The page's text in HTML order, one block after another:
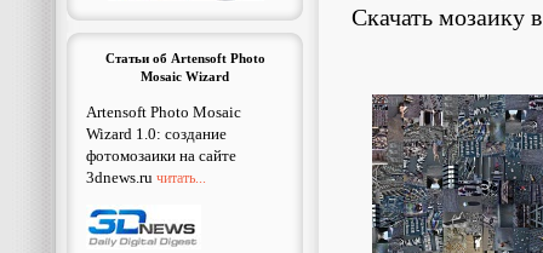
Статьи об Artensoft Photo
Mosaic Wizard
Artensoft Photo Mosaic
Wizard 1.0: создание
фотомозаики на сайте
3dnews.ru читать...
Скачать мозаику